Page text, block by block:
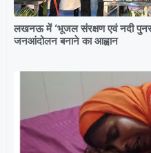
लखनऊ में ‘भूजल संरक्षण एवं नदी
जनआंदोलन बनाने का आह्वान